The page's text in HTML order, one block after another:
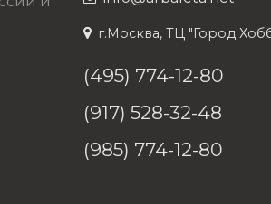
г.Москва, ТЦ "Город
(495) 774-12-80
(917) 528-32-48
(985) 774-12-80